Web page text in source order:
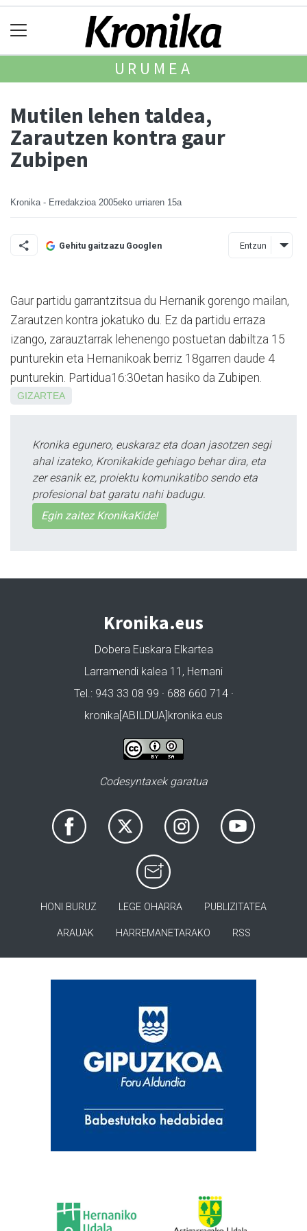
URUMEA
Mutilen lehen taldea,
Zarautzen kontra gaur
Zubipen
Kronika - Erredakzioa 2005eko urriaren 15a
Gehitu gaitzazu Googlen Entzun
Gaur partidu garrantzitsua du Hernanik gorengo mailan,
Zarautzen kontra jokatuko du. Ez da partidu erraza
izango, zarauztarrak lehenengo postuetan dabiltza 15
punturekin eta Hernanikoak berriz 18garren daude 4
punturekin. Partidua16:30etan hasiko da Zubipen.
GIZARTEA
Kronika egunero, euskaraz eta doan jasotzen segi
ahal izateko, Kronikakide gehiago behar dira, eta
zer esanik ez, proiektu komunikatibo sendo eta
profesional bat garatu nahi badugu.
Egin zaitez KronikaKide!
Kronika.eus
Dobera Euskara Elkartea
Larramendi kalea 11, Hernani
Tel.: 943 33 08 99 · 688 660 714 ·
kronika[ABILDUA]kronika.eus
Codesyntaxek garatua
HONI BURUZ LEGE OHARRA PUBLIZITATEA
ARAUAK HARREMANETARAKO RSS